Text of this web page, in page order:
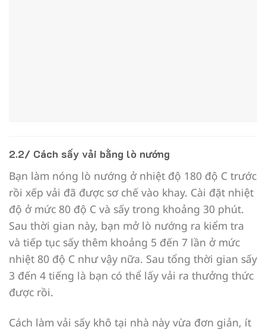
2.2/ Cách sấy vải bằng lò nướng
Bạn làm nóng lò nướng ở nhiệt độ 180 độ C trước
rồi xếp vải đã được sơ chế vào khay. Cài đặt nhiệt
độ ở mức 80 độ C và sấy trong khoảng 30 phút.
Sau thời gian này, bạn mở lò nướng ra kiểm tra
và tiếp tục sấy thêm khoảng 5 đến 7 lần ở mức
nhiệt 80 độ C như vậy nữa. Sau tổng thời gian sấy
3 đến 4 tiếng là bạn có thể lấy vải ra thưởng thức
được rồi.
Cách làm vải sấy khô tại nhà này vừa đơn giản, ít